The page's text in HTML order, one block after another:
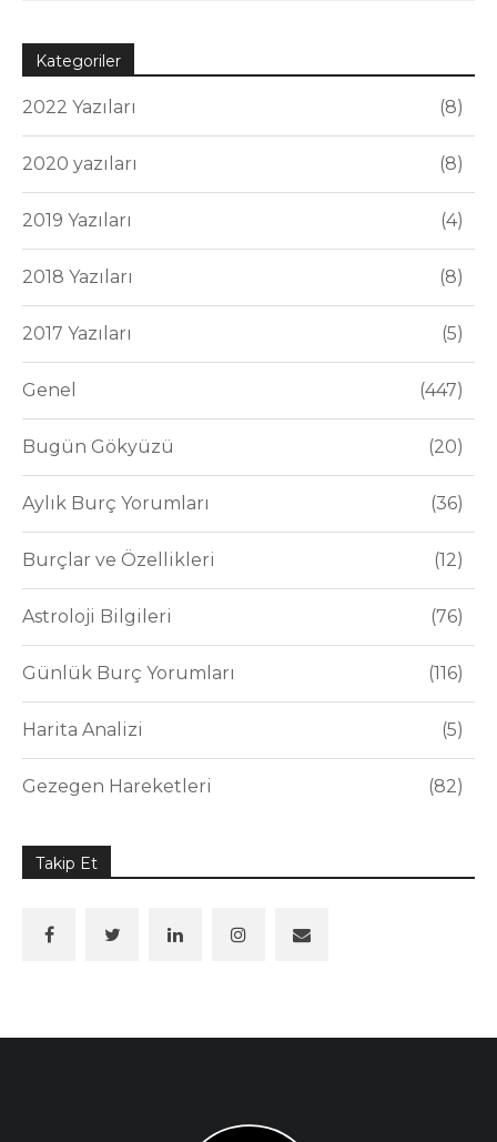
Kategoriler
2022 Yazıları 8
2020 yazıları 8
2019 Yazıları 4
2018 Yazıları 8
2017 Yazıları 5
Genel 447
Bugün Gökyüzü 20
Aylık Burç Yorumları 36
Burçlar ve Özellikleri 12
Astroloji Bilgileri 76
Günlük Burç Yorumları 116
Harita Analizi 5
Gezegen Hareketleri 82
Takip Et